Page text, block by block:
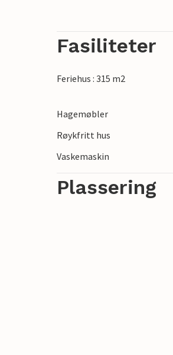
som fører til en
"Arco Azzurro" (Blue
Madonna della Milicia.
også i området; det
Palermo, med sine
med bil, mens det er
betaling er det mulig å
Fasiliteter
Feriehus : 315 m2
Hagemøbler
Røykfritt hus
Vaskemaskin
Plassering